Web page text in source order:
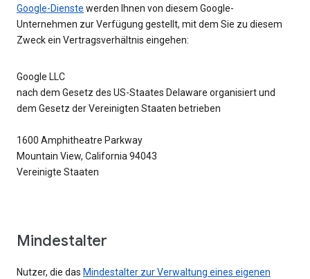
Google-Dienste werden Ihnen von diesem Google-
Unternehmen zur Verfügung gestellt, mit dem Sie zu diesem
Zweck ein Vertragsverhältnis eingehen:
Google LLC
nach dem Gesetz des US-Staates Delaware organisiert und
dem Gesetz der Vereinigten Staaten betrieben
1600 Amphitheatre Parkway
Mountain View, California 94043
Vereinigte Staaten
Mindestalter
Nutzer, die das Mindestalter zur Verwaltung eines eigenen